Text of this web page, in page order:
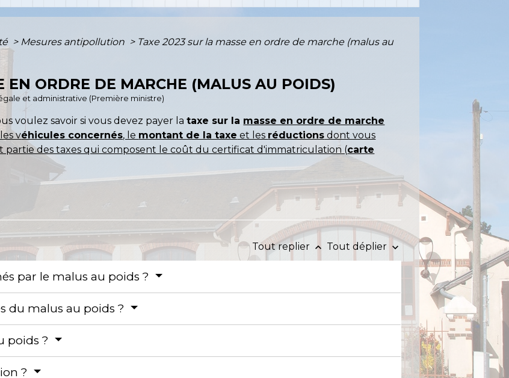
> Mesures antipollution > Taxe 2023 sur la masse en ordre de marche (malus au
EN ORDRE DE MARCHE (MALUS AU POIDS)
et administrative (Première ministre)
voulez savoir si vous devez payer lataxe sur la masse en ordre de marche
véhicules concernés, le montant de la taxe et les réductions dont vous
partie des taxes qui composent le coût du certificat d'immatriculation (carte
Tout replier keyboard_arrow_up Tout déplier keyboard_arrow_down
par le malus au poids ?
du malus au poids ?
poids ?
?